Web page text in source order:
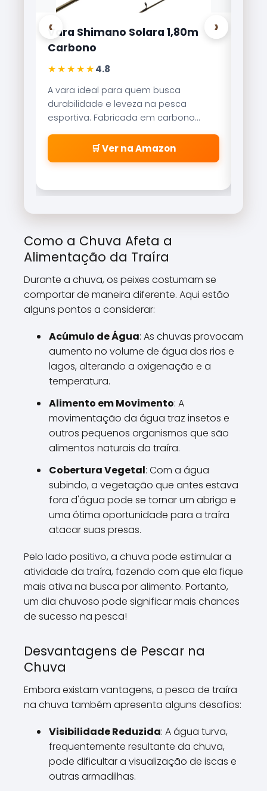
‹
Vara Shimano Solara 1,80m
Carbono
★★★★★4.8
A vara ideal para quem busca
durabilidade e leveza na pesca
esportiva. Fabricada em carbono
aeroglass, oferece sensibilidade
incrível para fisgadas precisas.
🛒 Ver na Amazon
›
Como a Chuva Afeta a
Alimentação da Traíra
Durante a chuva, os peixes costumam se
comportar de maneira diferente. Aqui estão
alguns pontos a considerar:
Acúmulo de Água: As chuvas provocam
aumento no volume de água dos rios e
lagos, alterando a oxigenação e a
temperatura.
Alimento em Movimento: A
movimentação da água traz insetos e
outros pequenos organismos que são
alimentos naturais da traíra.
Cobertura Vegetal: Com a água
subindo, a vegetação que antes estava
fora d'água pode se tornar um abrigo e
uma ótima oportunidade para a traíra
atacar suas presas.
Pelo lado positivo, a chuva pode estimular a
atividade da traíra, fazendo com que ela fique
mais ativa na busca por alimento. Portanto,
um dia chuvoso pode significar mais chances
de sucesso na pesca!
Desvantagens de Pescar na
Chuva
Embora existam vantagens, a pesca de traíra
na chuva também apresenta alguns desafios:
Visibilidade Reduzida: A água turva,
frequentemente resultante da chuva,
pode dificultar a visualização de iscas e
outras armadilhas.